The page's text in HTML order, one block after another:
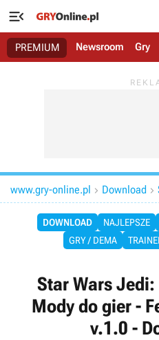

PREMIUM Newsroom Gry
www.gry-online.pl  Download 
DOWNLOAD NAJLEPSZE
GRY / DEMA
Star Wars Jedi:
Mody do gier -
v.1.0 -